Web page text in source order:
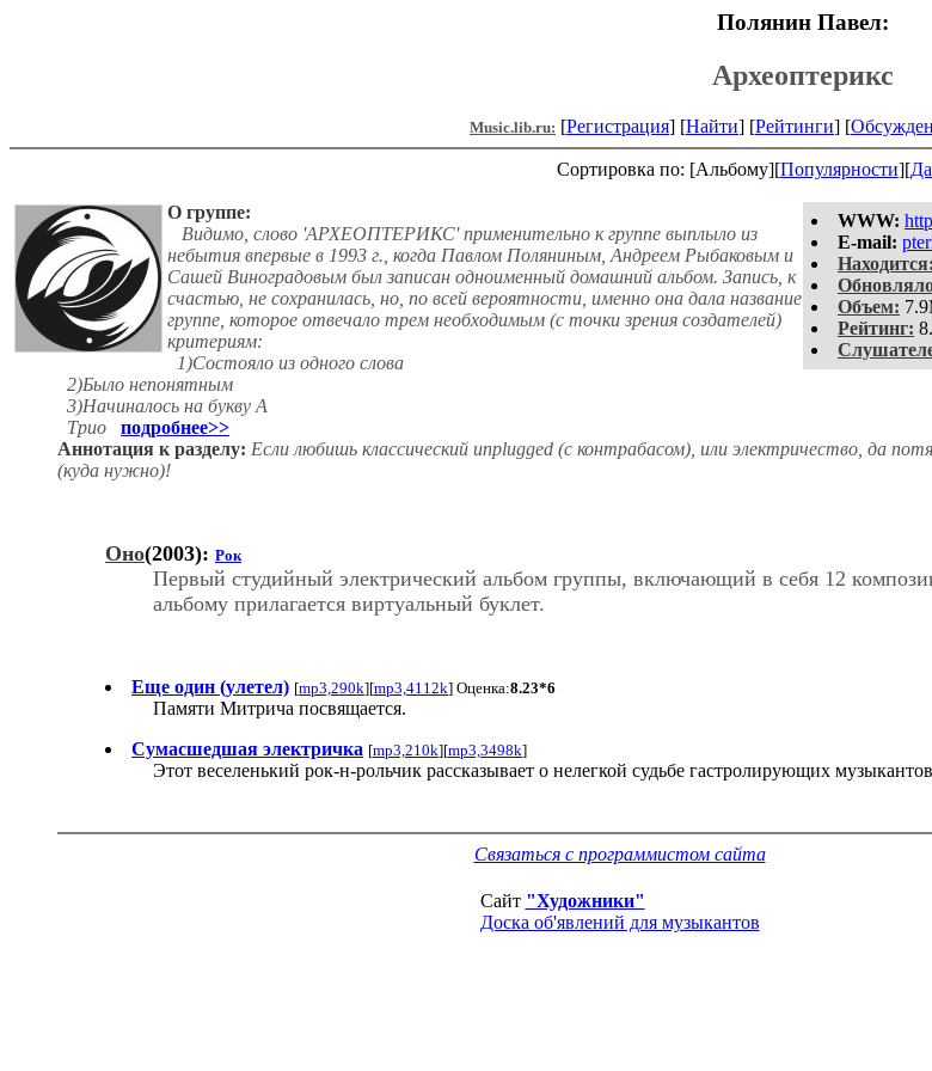
Полянин Павел:
Археоптерикс
Music.lib.ru: [Регистрация] [Найти] [Рейтинги] [
Сортировка по: [Альбому][Популярности][
WWW:
E-mail:
Находится:
Объем:
Рейтинг:
О группе:
Видимо, слово 'АРХЕОПТЕРИКС' применительно к группе выплыло из
небытия впервые в 1993 г., когда Павлом Поляниным, Андреем Рыбаковым и
Сашей Виноградовым был записан одноименный домашний альбом. Запись, к
счастью, не сохранилась, но, по всей вероятности, именно она дала название
группе, которое отвечало трем необходимым (с точки зрения создателей)
критериям:
1)Состояло из одного слова
2)Было непонятным
3)Начиналось на букву А
Трио
подробнее>>
Аннотация к разделу: Если любишь классический unplugged (с контрабасом), или электричество, да
(куда нужно)!
Оно(2003): Рок
Первый студийный электрический альбом группы, включающий в себя 12
альбому прилагается виртуальный буклет.
Еще один (улетел) [mp3,290k][mp3,4112k] Оценка:8.23*6
Памяти Митрича посвящается.
Сумасшедшая электричка [mp3,210k][mp3,3498k]
Этот веселенький рок-н-рольчик рассказывает о нелегкой судьбе гастролирующих
Связаться с программистом сайта
Сайт "Художники"
Доска об'явлений для музыкантов